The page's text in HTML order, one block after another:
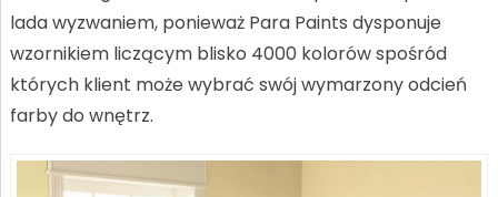
lada wyzwaniem, ponieważ Para Paints dysponuje
wzornikiem liczącym blisko 4000 kolorów spośród
których klient może wybrać swój wymarzony odcień
farby do wnętrz.